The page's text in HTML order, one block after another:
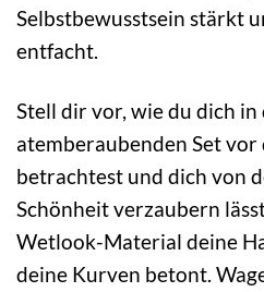
Selbstbewusstsein stärkt
entfacht.
Stell dir vor, wie du dich in
atemberaubenden Set vor
betrachtest und dich von
Schönheit verzaubern
Wetlook-Material deine
deine Kurven betont.